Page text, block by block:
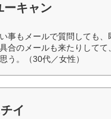
ーキャン
事もメールで質問しても
合のメールも来たりして
う。（30代／女性）
イ